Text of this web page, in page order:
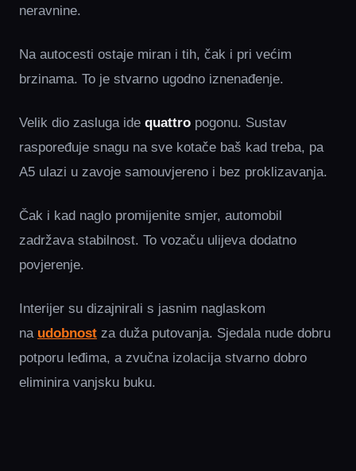
neravnine.
Na autocesti ostaje miran i tih, čak i pri većim
brzinama. To je stvarno ugodno iznenađenje.
Velik dio zasluga ide quattro pogonu. Sustav
raspoređuje snagu na sve kotače baš kad treba, pa
A5 ulazi u zavoje samouvjereno i bez proklizavanja.
Čak i kad naglo promijenite smjer, automobil
zadržava stabilnost. To vozaču ulijeva dodatno
povjerenje.
Interijer su dizajnirali s jasnim naglaskom
na udobnost za duža putovanja. Sjedala nude dobru
potporu leđima, a zvučna izolacija stvarno dobro
eliminira vanjsku buku.